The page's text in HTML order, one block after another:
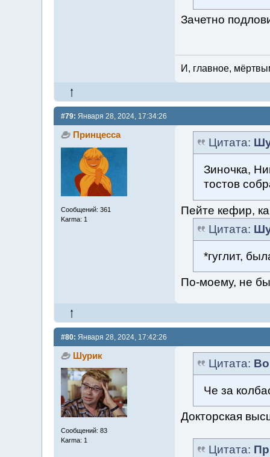
Зачетно
И, главное,
#79: Января 28, 2024, 17:34:26
Принцесса
Сообщений: 361
Karma: 1
Цитата:
Зиночка,
тостов
Пейте кефир,
Цитата:
*гуглит,
По-моему, не
#80: Января 28, 2024, 17:42:26
Шурик
Сообщений: 83
Karma: 1
Цитата:
Че за
Докторская
Цитата: